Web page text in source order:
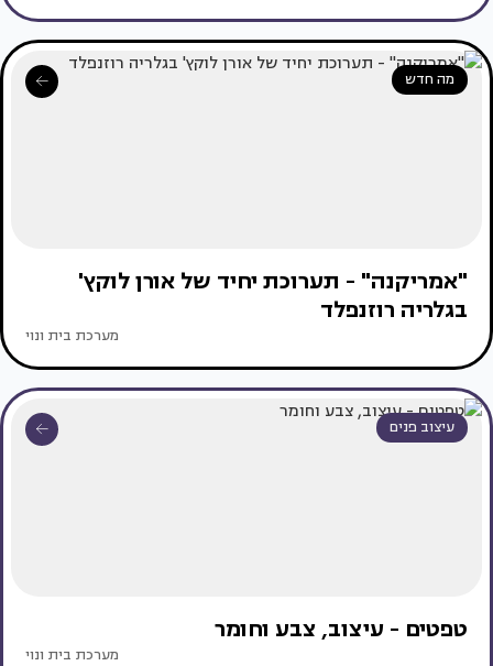
מה חדש
"אמריקנה" - תערוכת יחיד של אורן לוקץ'
בגלריה רוזנפלד
מערכת בית ונוי
עיצוב פנים
טפטים - עיצוב, צבע וחומר
מערכת בית ונוי